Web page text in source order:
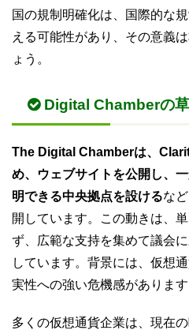
国の規制明確化は、国際的な
える可能性があり、その意義
ょう。
Digital Chamberの
The Digital Chamberは、
め、ウェブサイトを公開し、
明できる中央拠点を設けるな
開しています。この動きは、
ず、広範な支持を集めて議会
しています。背景には、仮想
実性への強い危機感があります
多くの仮想通貨企業は、現在